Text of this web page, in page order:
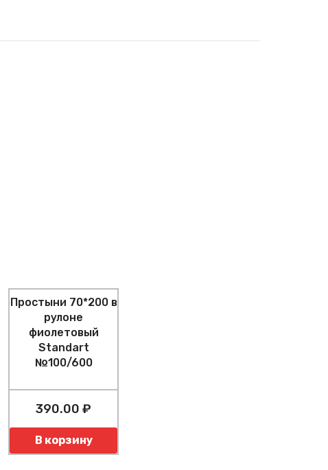
Простыни 70*200 в
рулоне
фиолетовый
Standart
№100/600
390.00 ₽
Количество
В корзину